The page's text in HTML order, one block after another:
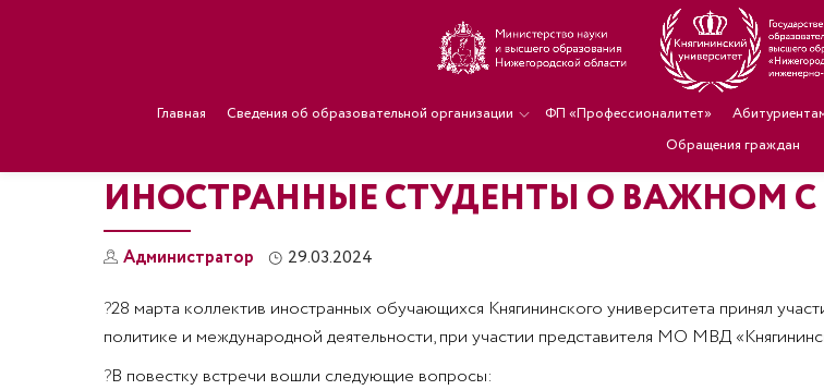
Главная Сведения об образовательной организации ФП «Профессионалитет»
Обращения граждан
ИНОСТРАННЫЕ СТУДЕНТЫ О ВАЖНОМ
Администратор 29.03.2024
?28 марта коллектив иностранных обучающихся Княгининского университета принял
политике и международной деятельности, при участии представителя МО МВД
?В повестку встречи вошли следующие вопросы: